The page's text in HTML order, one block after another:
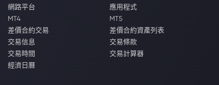
網路平台
應用程式
MT4
MT5
差價合約交易
差價合約資產列表
交易信息
交易條款
交易時間
交易計算器
經濟日曆